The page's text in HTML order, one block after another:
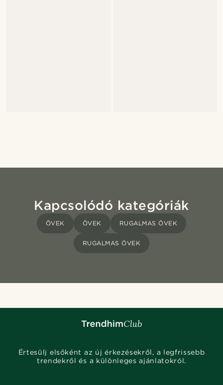
Kapcsolódó kategóriák
ÖVEK ÖVEK RUGALMAS ÖVEK
RUGALMAS ÖVEK
Értesülj elsőként az új érkezésekről, a legfrissebb
trendekről és a különleges ajánlatokról.